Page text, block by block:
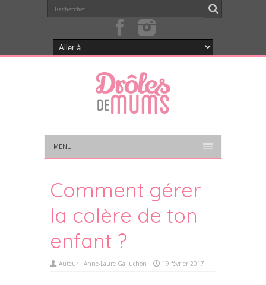
MENU
Comment gérer
la colère de ton
enfant ?
Auteur : Anne-Laure Galluchon 19 février 2017